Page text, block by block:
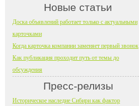
Новые статьи
Доска объявлений работает только с актуальными
карточками
Когда карточка компании заменяет первый звонок
Как публикация проходит путь от темы до
обсуждения
Пресс-релизы
Историческое наследие Сибири как фактор